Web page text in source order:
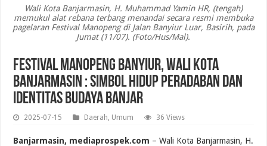
Wali Kota Banjarmasin, H. Muhammad Yamin HR, (tengah)
memukul alat rebana terbang menandai secara resmi membuka
pagelaran Festival Manopeng di Jalan Banyiur Luar, Basirih, pada
Jumat (11/07). (Foto/Hus/Mal).
Festival Manopeng Banyiur, Wali Kota
Banjarmasin : Simbol Hidup Peradaban dan
Identitas Budaya Banjar
2025-07-15 Daerah, Umum 36 Views
Banjarmasin, mediaprospek.com – Wali Kota Banjarmasin, H.